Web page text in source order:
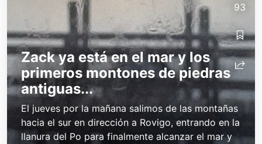
Zack ya está en el mar y los
primeros montones de piedras
antiguas...
El jueves por la mañana salimos de las montañas
hacia el sur en dirección a Rovigo, entrando en la
llanura del Po para finalmente alcanzar el mar y
93